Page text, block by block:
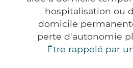
hospitalisation ou
domicile
perte d'autonomie
Être rappelé par